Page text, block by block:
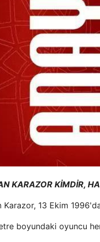
KARAZOR KİMDİR,
Karazor, 13 Ekim
boyundaki oyuncu